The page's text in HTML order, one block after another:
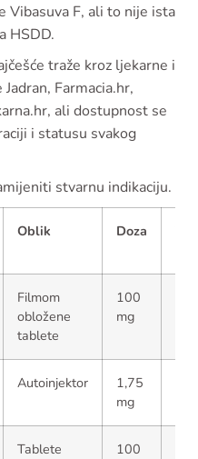
Vibasuva F, ali to nije ista
HSDD.
traže kroz ljekarne i
Farmacia.hr,
ali dostupnost se
i statusu svakog
stvarnu indikaciju.
Oblik Doza
Filmom
obložene
tablete
100
mg
Autoinjektor
1,75
mg
Tablete
100